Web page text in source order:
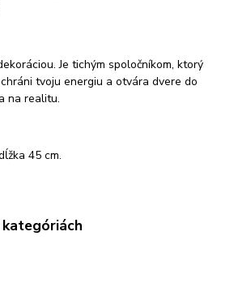
Je tichým spoločníkom, ktorý
tvoju energiu a otvára dvere do
na realitu.
45 cm.